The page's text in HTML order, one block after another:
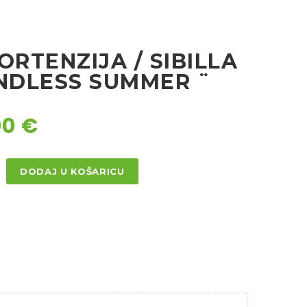
/ SIBILLA
SUMMER ¨
€
DODAJ U KOŠARICU